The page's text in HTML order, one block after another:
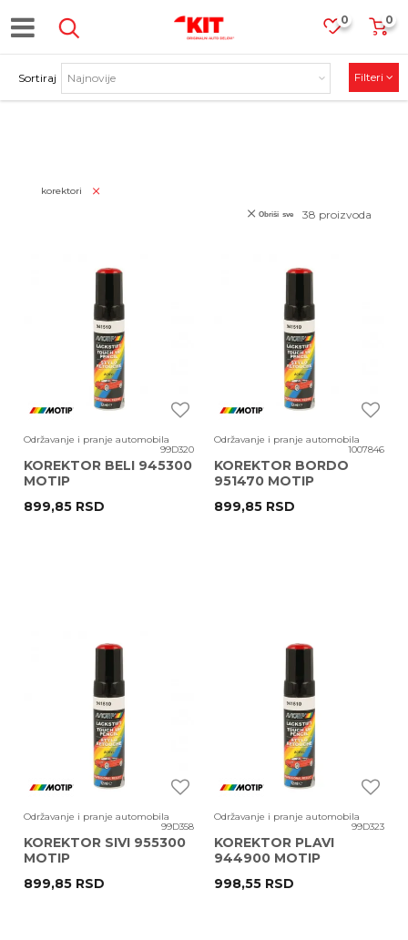
0
0
PROIZVODI
Sortiraj Filteri
korektori
38 proizvoda
Obriši sve
Održavanje i pranje automobila
99D320
KOREKTOR BELI 945300
MOTIP
899,85 RSD
Održavanje i pranje automobila
1007846
KOREKTOR BORDO
951470 MOTIP
899,85 RSD
Održavanje i pranje automobila
99D358
KOREKTOR SIVI 955300
MOTIP
899,85 RSD
Održavanje i pranje automobila
99D323
KOREKTOR PLAVI
944900 MOTIP
998,55 RSD